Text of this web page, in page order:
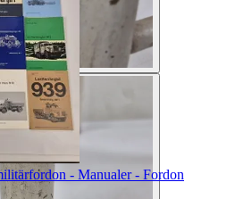
- Manualer - Fordon